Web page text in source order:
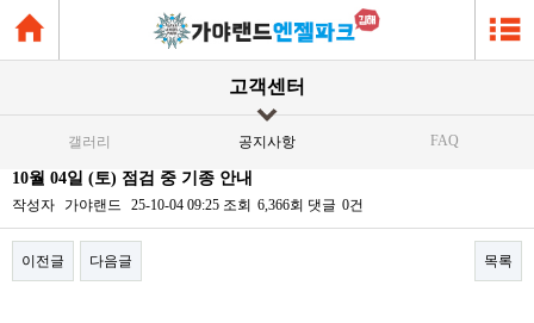
고객센터
갤러리 공지사항 FAQ
10월 04일 (토) 점검 중 기종 안내
작성자 가야랜드 25-10-04 09:25 조회 6,366회 댓글 0건
이전글 다음글 목록